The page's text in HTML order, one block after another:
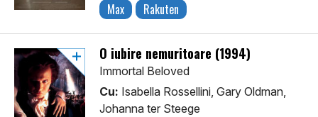
Max Rakuten
O iubire nemuritoare (1994)
Immortal Beloved
Cu: Isabella Rossellini, Gary Oldman,
Johanna ter Steege